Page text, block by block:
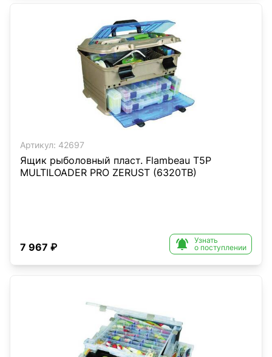
Артикул: 42697
Ящик рыболовный пласт. Flambeau T5P
MULTILOADER PRO ZERUST (6320TB)
7 967 ₽ 
Узнать
о поступлении